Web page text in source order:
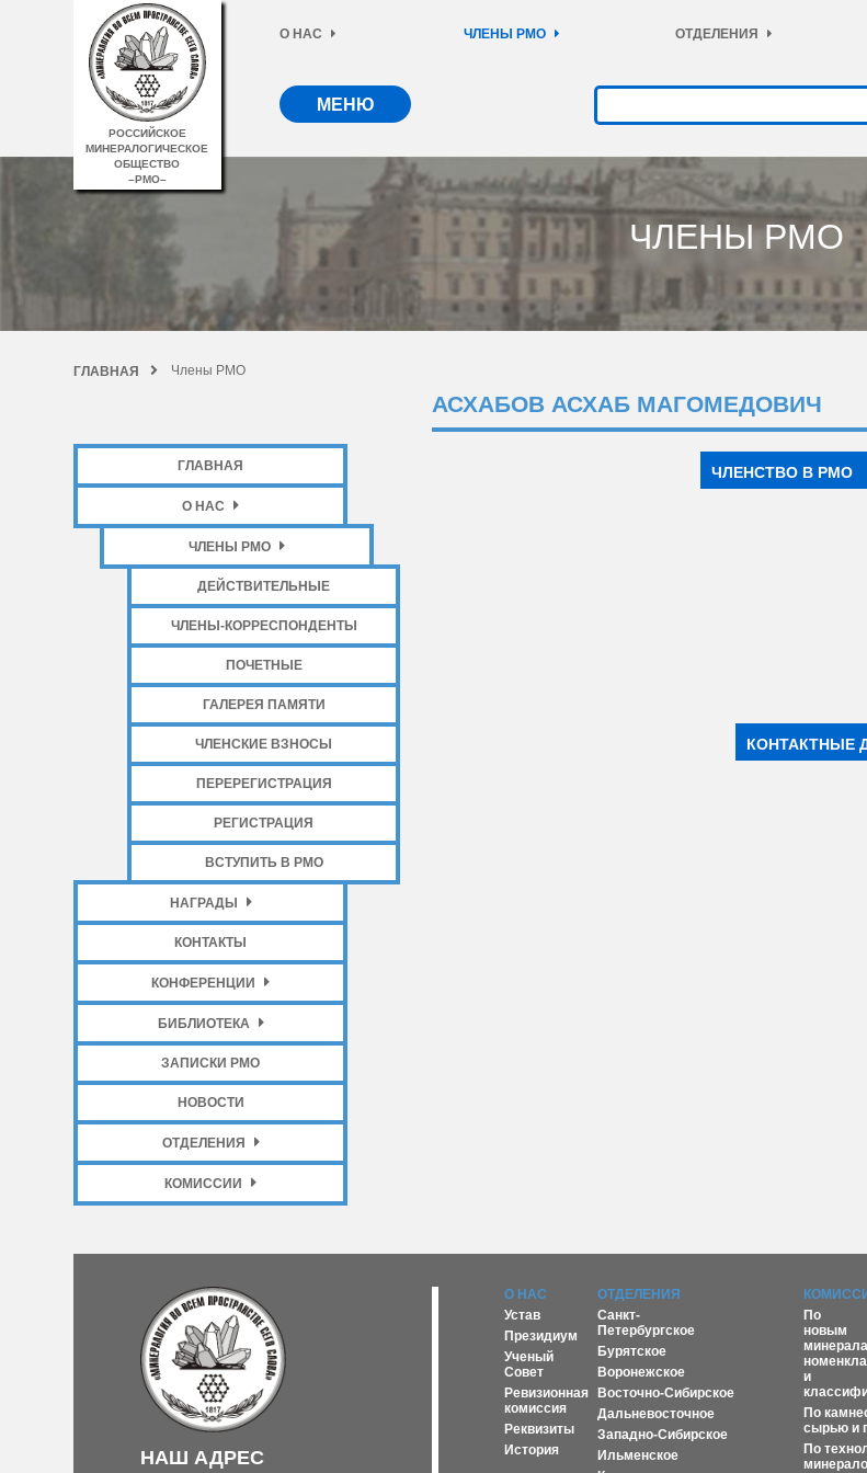
РОССИЙСКОЕ
МИНЕРАЛОГИЧЕСКОЕ
ОБЩЕСТВО
–РМО–
О НАС ЧЛЕНЫ РМО ОТДЕЛЕНИЯ
МЕНЮ
ЧЛЕНЫ РМО
ГЛАВНАЯ Члены РМО
ГЛАВНАЯ
О НАС
ЧЛЕНЫ РМО
ДЕЙСТВИТЕЛЬНЫЕ
ЧЛЕНЫ-КОРРЕСПОНДЕНТЫ
ПОЧЕТНЫЕ
ГАЛЕРЕЯ ПАМЯТИ
ЧЛЕНСКИЕ ВЗНОСЫ
ПЕРЕРЕГИСТРАЦИЯ
РЕГИСТРАЦИЯ
ВСТУПИТЬ В РМО
НАГРАДЫ
КОНТАКТЫ
КОНФЕРЕНЦИИ
БИБЛИОТЕКА
ЗАПИСКИ РМО
НОВОСТИ
ОТДЕЛЕНИЯ
КОМИССИИ
АСХАБОВ АСХАБ МАГОМЕДОВИЧ
ЧЛЕНСТВО В РМО
КОНТАКТНЫЕ
НАШ АДРЕС
О НАС
Устав
Президиум
Ученый
Совет
Ревизионная
комиссия
Реквизиты
История
ОТДЕЛЕНИЯ
Санкт-
Петербургское
Бурятское
Воронежское
Восточно-Сибирское
Дальневосточное
Западно-Сибирское
Ильменское
По
новым
и
По
сырью и
По